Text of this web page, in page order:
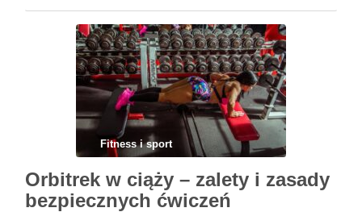
przynosi ulgę …
Fitness i sport
Orbitrek w ciąży – zalety i zasady
bezpiecznych ćwiczeń